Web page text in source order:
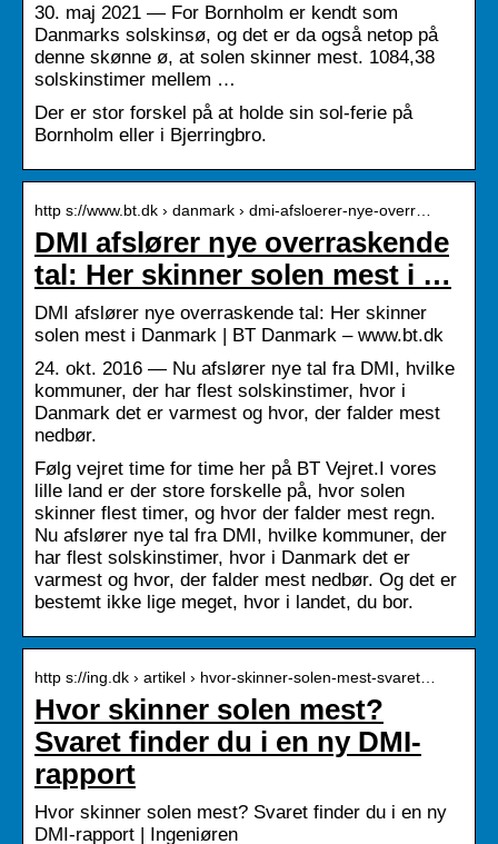
30. maj 2021 — For Bornholm er kendt som
Danmarks solskinsø, og det er da også netop på
denne skønne ø, at solen skinner mest. 1084,38
solskinstimer mellem …
Der er stor forskel på at holde sin sol-ferie på
Bornholm eller i Bjerringbro.
http s://www.bt.dk › danmark › dmi-afsloerer-nye-overr…
DMI afslører nye overraskende
tal: Her skinner solen mest i …
DMI afslører nye overraskende tal: Her skinner
solen mest i Danmark | BT Danmark – www.bt.dk
24. okt. 2016 — Nu afslører nye tal fra DMI, hvilke
kommuner, der har flest solskinstimer, hvor i
Danmark det er varmest og hvor, der falder mest
nedbør.
Følg vejret time for time her på BT Vejret.I vores
lille land er der store forskelle på, hvor solen
skinner flest timer, og hvor der falder mest regn.
Nu afslører nye tal fra DMI, hvilke kommuner, der
har flest solskinstimer, hvor i Danmark det er
varmest og hvor, der falder mest nedbør. Og det er
bestemt ikke lige meget, hvor i landet, du bor.
http s://ing.dk › artikel › hvor-skinner-solen-mest-svaret…
Hvor skinner solen mest?
Svaret finder du i en ny DMI-
rapport
Hvor skinner solen mest? Svaret finder du i en ny
DMI-rapport | Ingeniøren